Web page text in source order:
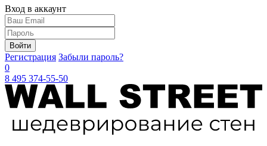
Вход в аккаунт
Войти
Регистрация Забыли пароль?
0
8 495 374-55-50